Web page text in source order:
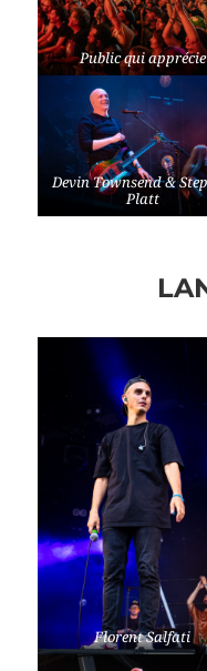
Public qui apprécie
Devin Townsend &
Platt
Florent Salfati